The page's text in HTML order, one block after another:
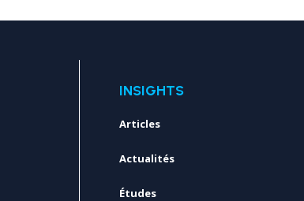
INSIGHTS
Articles
Actualités
Études